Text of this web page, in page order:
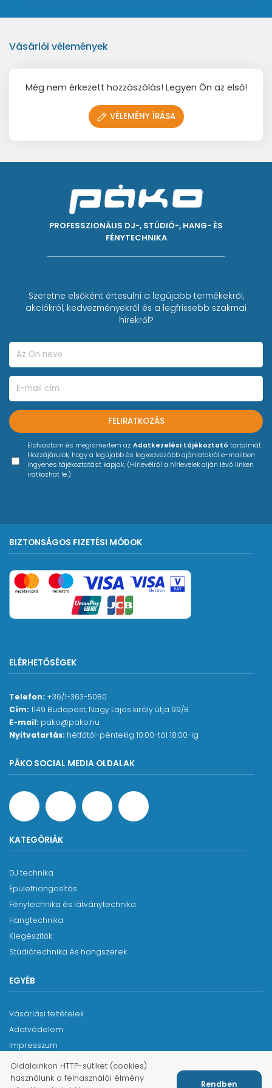
Vásárlói vélemények
Még nem érkezett hozzászólás! Legyen Ön az első!
VÉLEMÉNY ÍRÁSA
PROFESSZIONÁLIS DJ-, STÚDIÓ-, HANG- ÉS
FÉNYTECHNIKA
Szeretne elsőként értesülni a legújabb termékekről,
akciókról, kedvezményekről és a legfrissebb szakmai
hírekről?
FELIRATKOZÁS
Elolvastam és megismertem az Adatkezelési tájékoztató tartalmát.
Hozzájárulok, hogy a legújabb és legkedvezőbb ajánlatokról e-mailben
ingyenes tájékoztatást kapjak. (Hírlevélről a hírlevelek alján lévő linken
iratkozhat le.)
BIZTONSÁGOS FIZETÉSI MÓDOK
ELÉRHETŐSÉGEK
Telefon: +36/1-363-5080
Cím: 1149 Budapest, Nagy Lajos király útja 99/B.
E-mail: pako@pako.hu
Nyitvatartás: hétfőtől-péntekig 10:00-tól 18:00-ig
PÁKO SOCIAL MEDIA OLDALAK
KATEGÓRIÁK
DJ technika
Épülethangosítás
Fénytechnika és látványtechnika
Hangtechnika
Kiegészítők
Stúdiótechnika és hangszerek
EGYÉB
Vásárlási feltételek
Adatvédelem
Impresszum
Oldalainkon HTTP-sütiket (cookies)
használunk a felhasználói élmény
Rendben